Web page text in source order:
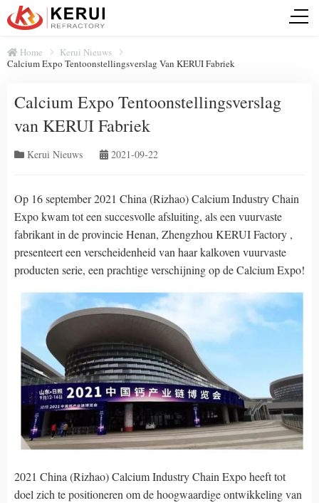
Home
Kerui Nieuws
Calcium Expo Tentoonstellingsverslag Van KERUI Fabriek
Calcium Expo Tentoonstellingsverslag
van KERUI Fabriek
Kerui Nieuws 2021-09-22
Op 16 september 2021 China (Rizhao) Calcium Industry Chain
Expo kwam tot een succesvolle afsluiting, als een vuurvaste
fabrikant in de provincie Henan, Zhengzhou KERUI Factory ,
presenteert een verscheidenheid van haar kalkoven vuurvaste
producten serie, een prachtige verschijning op de Calcium Expo!
2021 China (Rizhao) Calcium Industry Chain Expo heeft tot
doel zich te positioneren om de hoogwaardige ontwikkeling van